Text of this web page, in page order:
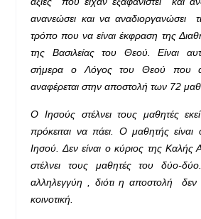
ανανεώσει και να αναδιοργανώσει
τρόπο που να είναι έκφραση της
της Βασιλείας του Θεού. Είναι
σήμερα ο Λόγος του Θεού που
αναφέρεται στην αποστολή των 72
Ο Ιησούς στέλνει τους μαθητές
πρόκειται να πάει. Ο μαθητής
Ιησού. Δεν είναι ο κύριος της Καλής
στέλνει τους μαθητές του δύο-
αλληλεγγύη , διότι η αποστολή δεν
κοινοτική.